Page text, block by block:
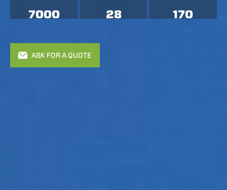
7000 28 170
ASK FOR A QUOTE